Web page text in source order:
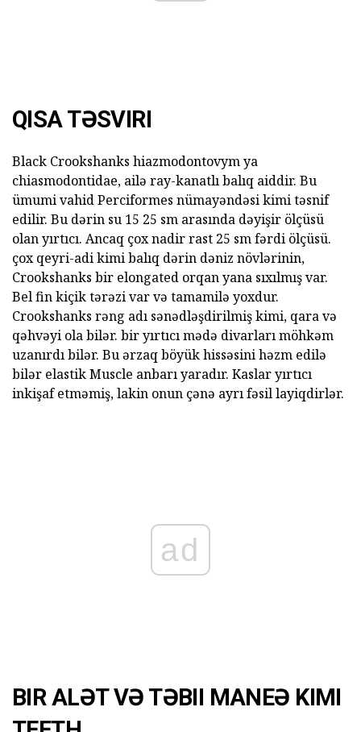
QISA TƏSVIRI
Black Crookshanks hiazmodontovym ya
chiasmodontidae, ailə ray-kanatlı balıq aiddir. Bu
ümumi vahid Perciformes nümayəndəsi kimi təsnif
edilir. Bu dərin su 15 25 sm arasında dəyişir ölçüsü
olan yırtıcı. Ancaq çox nadir rast 25 sm fərdi ölçüsü.
çox qeyri-adi kimi balıq dərin dəniz növlərinin,
Crookshanks bir elongated orqan yana sıxılmış var.
Bel fin kiçik tərəzi var və tamamilə yoxdur.
Crookshanks rəng adı sənədləşdirilmiş kimi, qara və
qəhvəyi ola bilər. bir yırtıcı mədə divarları möhkəm
uzanırdı bilər. Bu ərzaq böyük hissəsini həzm edilə
bilər elastik Muscle anbarı yaradır. Kaslar yırtıcı
inkişaf etməmiş, lakin onun çənə ayrı fəsil layiqdirlər.
ad
BIR ALƏT VƏ TƏBII MANEƏ KIMI